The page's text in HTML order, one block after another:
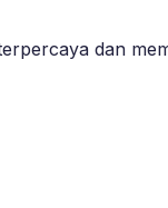
dan